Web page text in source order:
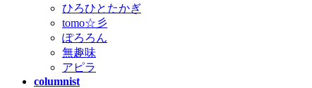
ひろひとたかぎ
tomo☆彡
ぽろろん
無趣味
アピラ
columnist